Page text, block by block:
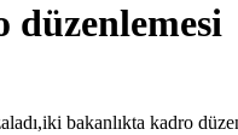
bakanlıkta kadro